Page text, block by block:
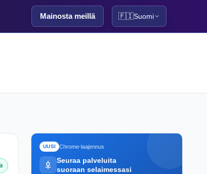
Mainosta meillä 🇫🇮Suomi
UUSI Chrome-laajennus
Seuraa palveluita
suoraan selaimessasi